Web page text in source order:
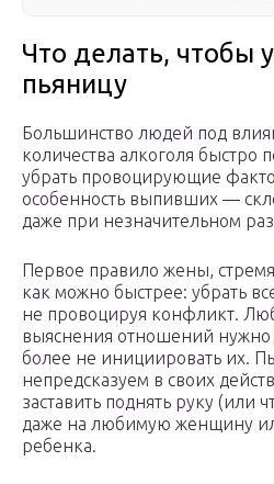
Что делать, чтобы
пьяницу
Большинство людей под
количества алкоголя быстро
убрать провоцирующие
особенность выпивших —
даже при незначительном
Первое правило жены,
как можно быстрее: убрать
не провоцируя конфликт.
выяснения отношений нужно
более не инициировать их.
непредсказуем в своих
заставить поднять руку (или
даже на любимую женщину
ребенка.